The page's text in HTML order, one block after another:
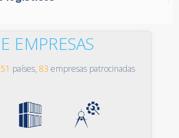
EMPRESAS
51 países, 83 empresas patrocinadas